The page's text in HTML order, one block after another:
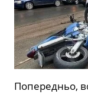
Попередньо,